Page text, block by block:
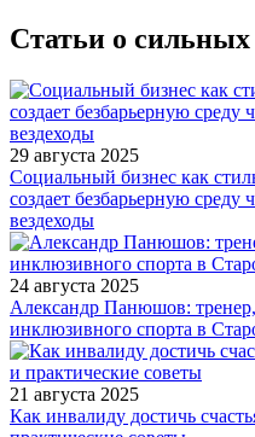
Статьи о сильных
29 августа 2025
Социальный бизнес как
создает безбарьерную
вездеходы
24 августа 2025
Александр Панюшов:
инклюзивного спорта в
21 августа 2025
Как инвалиду достичь